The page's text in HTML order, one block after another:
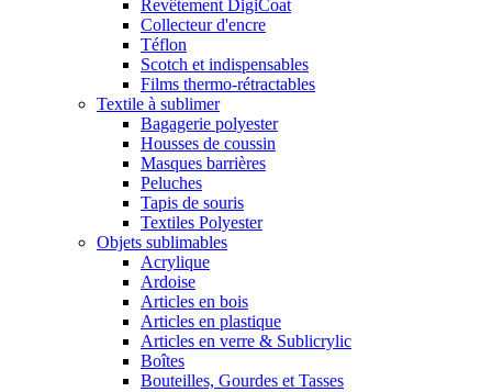
Revêtement DigiCoat
Collecteur d'encre
Téflon
Scotch et indispensables
Films thermo-rétractables
Textile à sublimer
Bagagerie polyester
Housses de coussin
Masques barrières
Peluches
Tapis de souris
Textiles Polyester
Objets sublimables
Acrylique
Ardoise
Articles en bois
Articles en plastique
Articles en verre & Sublicrylic
Boîtes
Bouteilles, Gourdes et Tasses